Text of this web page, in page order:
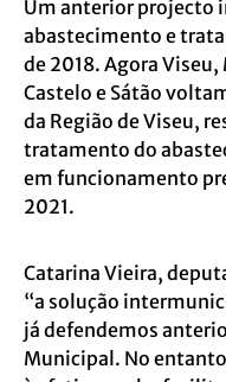
Um anterior projecto
abastecimento e
de 2018. Agora
Castelo e Sátão
da Região de Viseu,
tratamento do
em funcionamento
2021.
Catarina Vieira,
“a solução
já defendemos
Municipal. No